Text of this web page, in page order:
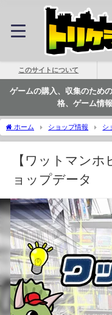
このサイトについて
ゲームの購入、収集のため
格、ゲーム情
ホーム ショップ情報 シ
サクラス戸塚店】ショップデータ
【ワットマンホ
ョップデータ